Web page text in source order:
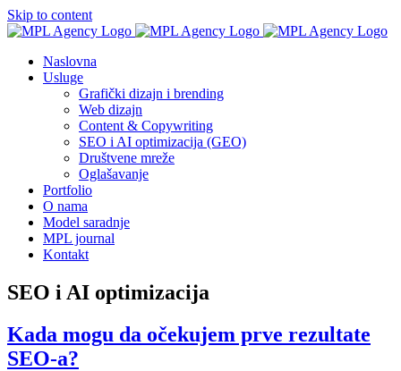
Skip to content
Naslovna
Usluge
Grafički dizajn i brending
Web dizajn
Content & Copywriting
SEO i AI optimizacija (GEO)
Društvene mreže
Oglašavanje
Portfolio
O nama
Model saradnje
MPL journal
Kontakt
SEO i AI optimizacija
Kada mogu da očekujem prve rezultate
SEO-a?